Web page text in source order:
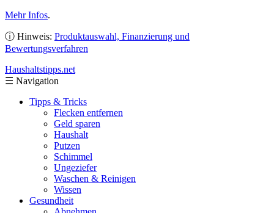
Mehr Infos.
ⓘ Hinweis: Produktauswahl, Finanzierung und
Bewertungsverfahren
Haushaltstipps.net
☰ Navigation
Tipps & Tricks
Flecken entfernen
Geld sparen
Haushalt
Putzen
Schimmel
Ungeziefer
Waschen & Reinigen
Wissen
Gesundheit